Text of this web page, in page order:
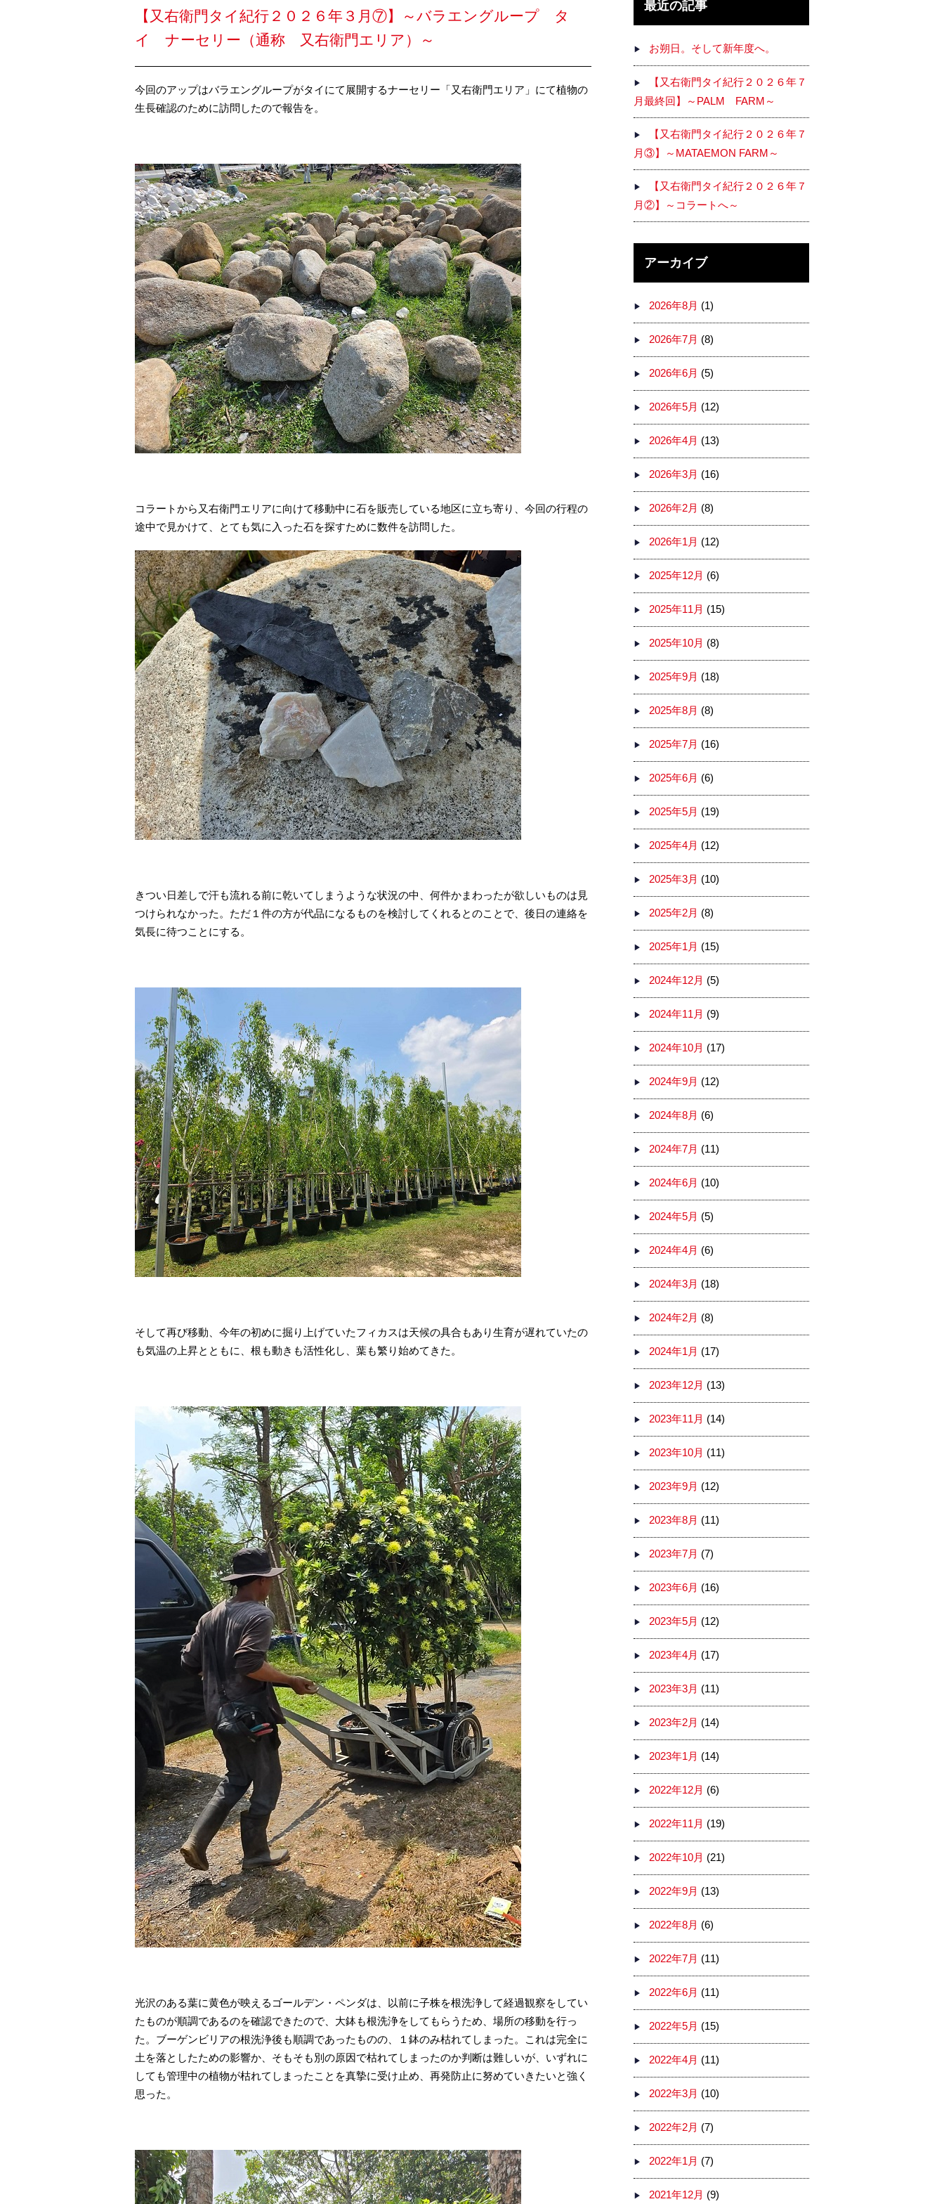
【又右衛門タイ紀行２０２６年３月⑦】～バラエングループ タ
イ ナーセリー（通称 又右衛門エリア）～
今回のアップはバラエングループがタイにて展開するナーセリー「又右衛門エリア」にて植物の
生長確認のために訪問したので報告を。
コラートから又右衛門エリアに向けて移動中に石を販売している地区に立ち寄り、今回の行程の
途中で見かけて、とても気に入った石を探すために数件を訪問した。
きつい日差しで汗も流れる前に乾いてしまうような状況の中、何件かまわったが欲しいものは見
つけられなかった。ただ１件の方が代品になるものを検討してくれるとのことで、後日の連絡を
気長に待つことにする。
そして再び移動、今年の初めに掘り上げていたフィカスは天候の具合もあり生育が遅れていたの
も気温の上昇とともに、根も動きも活性化し、葉も繁り始めてきた。
光沢のある葉に黄色が映えるゴールデン・ペンダは、以前に子株を根洗浄して経過観察をしてい
たものが順調であるのを確認できたので、大鉢も根洗浄をしてもらうため、場所の移動を行っ
た。ブーゲンビリアの根洗浄後も順調であったものの、１鉢のみ枯れてしまった。これは完全に
土を落としたための影響か、そもそも別の原因で枯れてしまったのか判断は難しいが、いずれに
しても管理中の植物が枯れてしまったことを真摯に受け止め、再発防止に努めていきたいと強く
思った。
最近の記事
お朔日。そして新年度へ。
【又右衛門タイ紀行２０２６年７
月最終回】～PALM FARM～
【又右衛門タイ紀行２０２６年７
月③】～MATAEMON FARM～
【又右衛門タイ紀行２０２６年７
月②】～コラートへ～
アーカイブ
2026年8月 (1)
2026年7月 (8)
2026年6月 (5)
2026年5月 (12)
2026年4月 (13)
2026年3月 (16)
2026年2月 (8)
2026年1月 (12)
2025年12月 (6)
2025年11月 (15)
2025年10月 (8)
2025年9月 (18)
2025年8月 (8)
2025年7月 (16)
2025年6月 (6)
2025年5月 (19)
2025年4月 (12)
2025年3月 (10)
2025年2月 (8)
2025年1月 (15)
2024年12月 (5)
2024年11月 (9)
2024年10月 (17)
2024年9月 (12)
2024年8月 (6)
2024年7月 (11)
2024年6月 (10)
2024年5月 (5)
2024年4月 (6)
2024年3月 (18)
2024年2月 (8)
2024年1月 (17)
2023年12月 (13)
2023年11月 (14)
2023年10月 (11)
2023年9月 (12)
2023年8月 (11)
2023年7月 (7)
2023年6月 (16)
2023年5月 (12)
2023年4月 (17)
2023年3月 (11)
2023年2月 (14)
2023年1月 (14)
2022年12月 (6)
2022年11月 (19)
2022年10月 (21)
2022年9月 (13)
2022年8月 (6)
2022年7月 (11)
2022年6月 (11)
2022年5月 (15)
2022年4月 (11)
2022年3月 (10)
2022年2月 (7)
2022年1月 (7)
2021年12月 (9)